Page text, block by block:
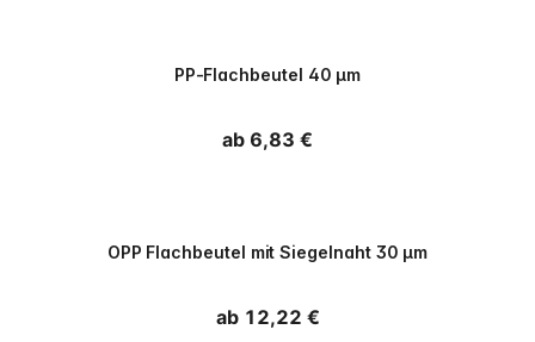
PP-Flachbeutel 40 µm
Normaler Preis
ab 6,83 €
OPP Flachbeutel mit Siegelnaht 30 µm
Normaler Preis
ab 12,22 €